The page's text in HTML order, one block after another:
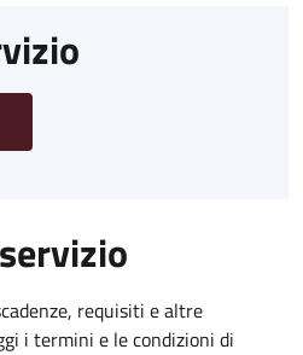
requisiti e altre
i termini e le condizioni di